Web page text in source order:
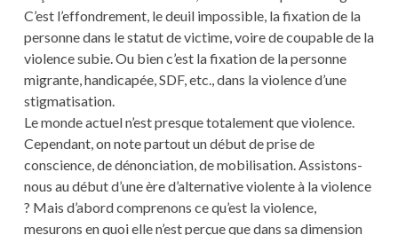
C’est l’effondrement, le deuil impossible, la fixation de la
personne dans le statut de victime, voire de coupable de la
violence subie. Ou bien c’est la fixation de la personne
migrante, handicapée, SDF, etc., dans la violence d’une
stigmatisation.
Le monde actuel n’est presque totalement que violence.
Cependant, on note partout un début de prise de
conscience, de dénonciation, de mobilisation. Assistons-
nous au début d’une ère d’alternative violente à la violence
? Mais d’abord comprenons ce qu’est la violence,
mesurons en quoi elle n’est perçue que dans sa dimension